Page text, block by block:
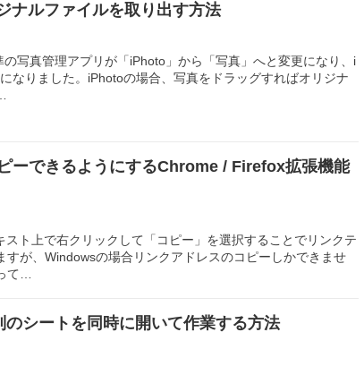
ナルファイルを取り出す方法
写真管理アプリが「iPhoto」から「写真」へと変更になり、i
なりました。iPhotoの場合、写真をドラッグすればオリジナ
ーできるようにするChrome / Firefox拡張機能
ト上で右クリックして「コピー」を選択することでリンクテ
すが、Windowsの場合リンクアドレスのコピーしかできませ
て…
のシートを同時に開いて作業する方法